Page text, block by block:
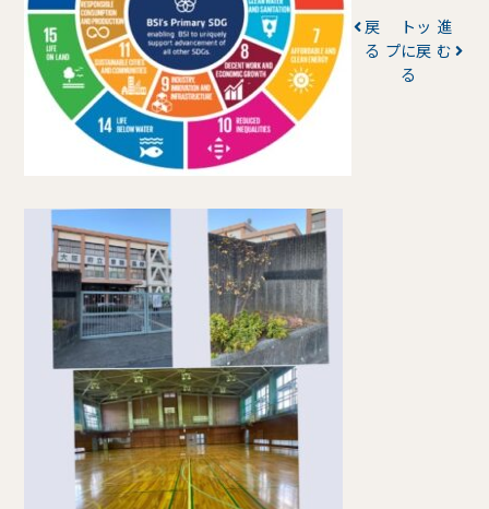
戻
る
トッ
プに戻
る
進
む